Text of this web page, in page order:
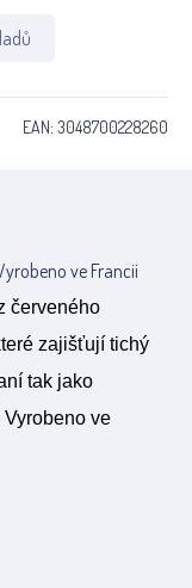
EAN: 3048700228260
ve Francii
červeného
zajišťují tichý
tak jako
ve